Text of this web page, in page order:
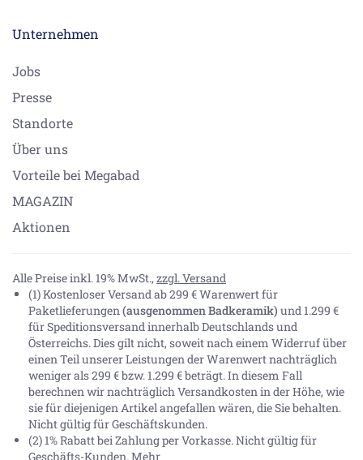
Unternehmen
Jobs
Presse
Standorte
Über uns
Vorteile bei Megabad
MAGAZIN
Aktionen
Alle Preise inkl. 19% MwSt., zzgl. Versand
(1) Kostenloser Versand ab 299 € Warenwert für
Paketlieferungen(ausgenommen Badkeramik) und 1.299 €
für Speditionsversand innerhalb Deutschlands und
Österreichs. Dies gilt nicht, soweit nach einem Widerruf über
einen Teil unserer Leistungen der Warenwert nachträglich
weniger als 299 € bzw. 1.299 € beträgt. In diesem Fall
berechnen wir nachträglich Versandkosten in der Höhe, wie
sie für diejenigen Artikel angefallen wären, die Sie behalten.
Nicht gültig für Geschäftskunden.
(2) 1% Rabatt bei Zahlung per Vorkasse. Nicht gültig für
Geschäfts-Kunden. Mehr